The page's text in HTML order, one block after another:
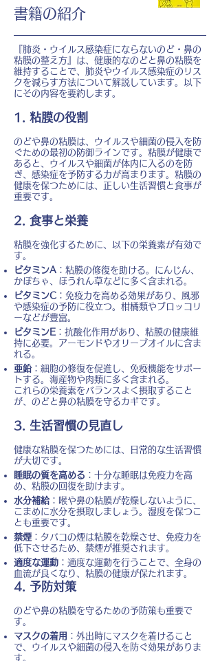
書籍の紹介
『肺炎・ウイルス感染症にならないのど・鼻の
粘膜の整え方』は、健康的なのどと鼻の粘膜を
維持することで、肺炎やウイルス感染症のリス
クを減らす方法について解説しています。以下
にその内容を要約します。
1. 粘膜の役割
のどや鼻の粘膜は、ウイルスや細菌の侵入を防
ぐための最初の防御ラインです。粘膜が健康で
あると、ウイルスや細菌が体内に入るのを防
ぎ、感染症を予防する力が高まります。粘膜の
健康を保つためには、正しい生活習慣と食事が
重要です。
2. 食事と栄養
粘膜を強化するために、以下の栄養素が有効で
す。
ビタミンA ：粘膜の修復を助ける。にんじん、
かぼちゃ、ほうれん草などに多く含まれる。
ビタミンC ：免疫力を高める効果があり、風邪
や感染症の予防に役立つ。柑橘類やブロッコリ
ーなどが豊富。
ビタミンE ：抗酸化作用があり、粘膜の健康維
持に必要。アーモンドやオリーブオイルに含ま
れる。
亜鉛：細胞の修復を促進し、免疫機能をサポー
トする。海産物や肉類に多く含まれる。
これらの栄養素をバランスよく摂取すること
が、のどと鼻の粘膜を守るカギです。
3. 生活習慣の見直し
健康な粘膜を保つためには、日常的な生活習慣
が大切です。
睡眠の質を高める ：十分な睡眠は免疫力を高
め、粘膜の回復を助けます。
水分補給：喉や鼻の粘膜が乾燥しないように、
こまめに水分を摂取しましょう。湿度を保つこ
とも重要です。
禁煙 ：タバコの煙は粘膜を乾燥させ、免疫力を
低下させるため、禁煙が推奨されます。
適度な運動 ：適度な運動を行うことで、全身の
血流が良くなり、粘膜の健康が保たれます。
4. 予防対策
のどや鼻の粘膜を守るための予防策も重要で
す。
マスクの着用 ：外出時にマスクを着けること
で、ウイルスや細菌の侵入を防ぐ効果がありま
す。